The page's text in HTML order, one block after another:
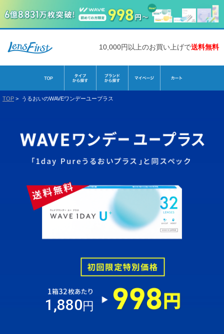
10,000円以上のお買い上げで送料無料
TOP > うるおいのWAVEワンデーユープラス
1,880円